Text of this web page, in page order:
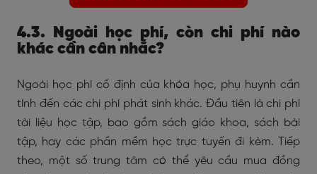
4.3. Ngoài học phí, còn chi phí nào
khác cần cân nhắc?
Ngoài học phí cố định của khóa học, phụ huynh cần
tính đến các chi phí phát sinh khác. Đầu tiên là chi phí
tài liệu học tập, bao gồm sách giáo khoa, sách bài
tập, hay các phần mềm học trực tuyến đi kèm. Tiếp
theo, một số trung tâm có thể yêu cầu mua đồng